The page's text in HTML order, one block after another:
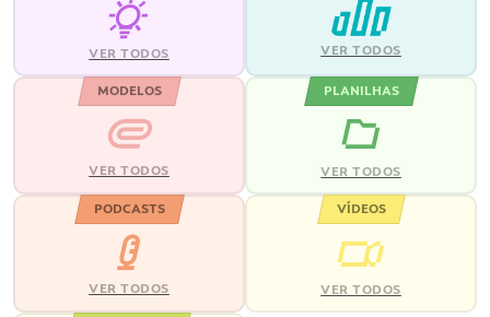
VER TODOS VER TODOS
MODELOS
VER TODOS
PLANILHAS
VER TODOS
PODCASTS
VER TODOS
VÍDEOS
VER TODOS